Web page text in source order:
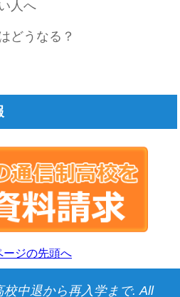
人へ
どうなる？
ージの先頭へ
中退から再入学まで. All